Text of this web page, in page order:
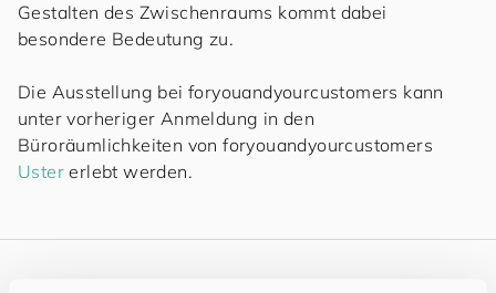
Gestalten des Zwischenraums kommt dabei
besondere Bedeutung zu.
Die Ausstellung bei foryouandyourcustomers kann
unter vorheriger Anmeldung in den
Büroräumlichkeiten vonforyouandyourcustomers
Uster erlebt werden.